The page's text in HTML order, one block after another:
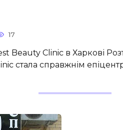
17
Beauty Clinic в Харкові
стала справжнім